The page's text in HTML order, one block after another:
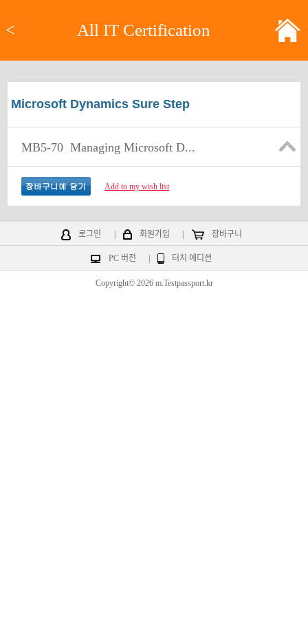
< All IT Certification
Microsoft Dynamics Sure Step
MB5-70 Managing Microsoft D...
Add to my wish list
로그인 회원가입 장바구니
PC 버전 터치 에디션
Copyright© 2026 m.Testpassport.kr